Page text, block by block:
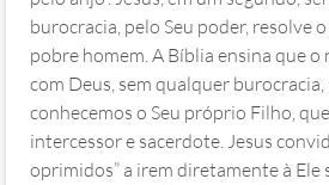
burocracia, pelo Seu poder, resolve
pobre homem. A Bíblia ensina que o
com Deus, sem qualquer
conhecemos o Seu próprio Filho,
intercessor e sacerdote. Jesus
oprimidos” a irem diretamente à Ele